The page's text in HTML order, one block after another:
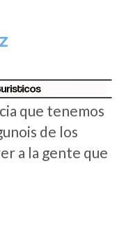
que tenemos
de los
a la gente que